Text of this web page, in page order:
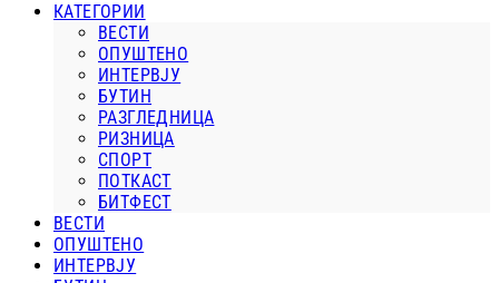
КАТЕГОРИИ
ВЕСТИ
ОПУШТЕНО
ИНТЕРВЈУ
БУТИН
РАЗГЛЕДНИЦА
РИЗНИЦА
СПОРТ
ПОТКАСТ
БИТФЕСТ
ВЕСТИ
ОПУШТЕНО
ИНТЕРВЈУ